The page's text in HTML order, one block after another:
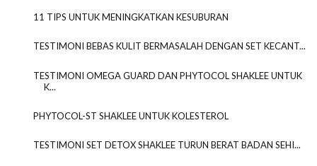
11 TIPS UNTUK MENINGKATKAN KESUBURAN
TESTIMONI BEBAS KULIT BERMASALAH DENGAN SET KECANT...
TESTIMONI OMEGA GUARD DAN PHYTOCOL SHAKLEE UNTUK
K...
PHYTOCOL-ST SHAKLEE UNTUK KOLESTEROL
TESTIMONI SET DETOX SHAKLEE TURUN BERAT BADAN SEHI...